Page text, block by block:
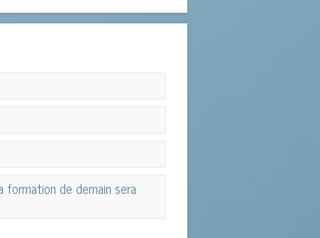
formation de demain sera